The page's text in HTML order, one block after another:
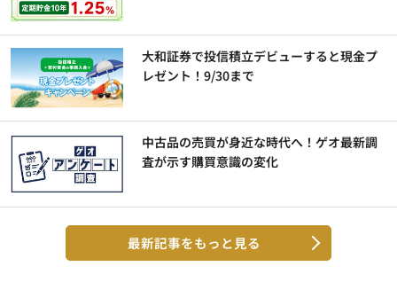
大和証券で投信積立デビューすると現金プ
レゼント！9/30まで
中古品の売買が身近な時代へ！ゲオ最新調
査が示す購買意識の変化
最新記事をもっと見る